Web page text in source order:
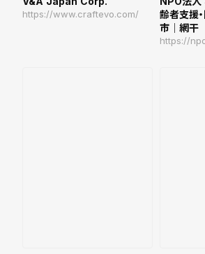
https://www.craftevo.com/
齢者支援
市｜網干
https://